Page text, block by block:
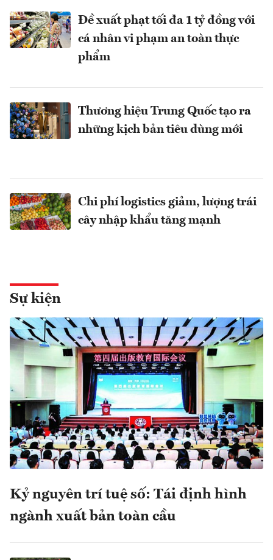
Đề xuất phạt tối đa 1 tỷ đồng với
cá nhân vi phạm an toàn thực
phẩm
Thương hiệu Trung Quốc tạo ra
những kịch bản tiêu dùng mới
Chi phí logistics giảm, lượng trái
cây nhập khẩu tăng mạnh
Sự kiện
Kỷ nguyên trí tuệ số: Tái định hình
ngành xuất bản toàn cầu